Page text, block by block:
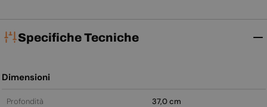
Specifiche Tecniche
Dimensioni
Profondità
37,0 cm